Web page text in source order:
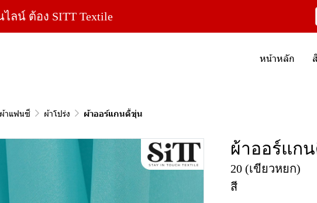
ลน์ ต้อง SITT Textile
หน้าหลัก
ผ้าแฟนซี ผ้าโปร่ง ผ้าออร์แกนดี้ขุ่น
ผ้าออร์แก
20 (เขียวหยก)
สี